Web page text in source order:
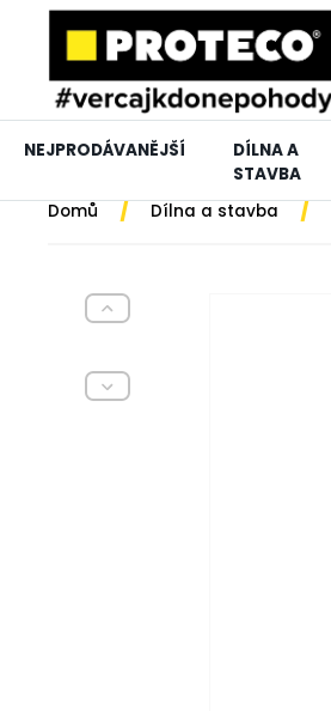
NEJPRODÁVANĚJŠÍ
DÍLNA A
STAVBA
Domů / Dílna a stavba /